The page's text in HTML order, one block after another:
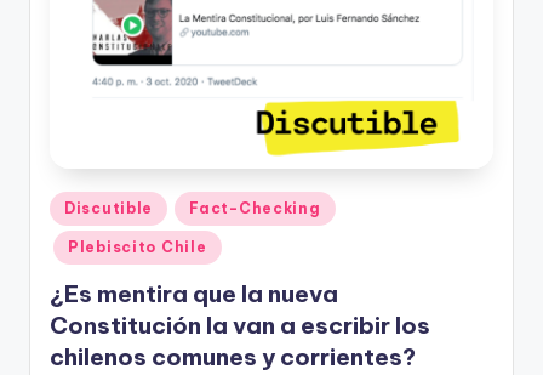
Publicado
en
Discutible Fact-Checking
Plebiscito Chile
¿Es mentira que la nueva
Constitución la van a escribir los
chilenos comunes y corrientes?